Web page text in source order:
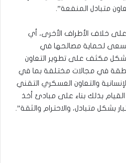
متبادل المنفعة”.
على خلاف الأطراف الأخرى، أي
تسعى لحماية مصالحها في
مكثف على تطوير التعاون
في مجالات مختلفة بما في
والتعاون العسكري التقني
بذلك بناء على مبادئ أخذ
بشكل متبادل، والاحترام والثقة”.